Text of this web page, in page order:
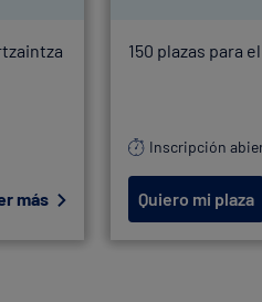
más
150 plazas para
Inscripción
Quiero mi plaza